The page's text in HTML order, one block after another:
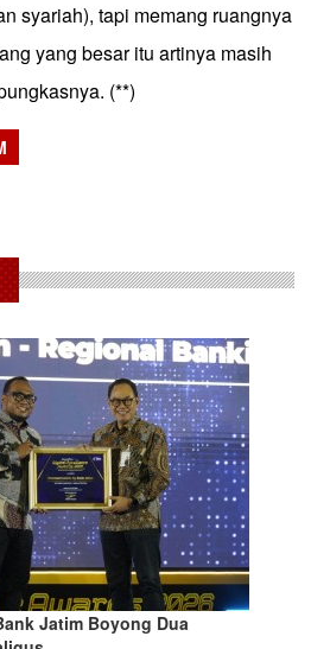
syariah), tapi memang ruangnya
yang besar itu artinya masih
(**)
Jatim Boyong Dua